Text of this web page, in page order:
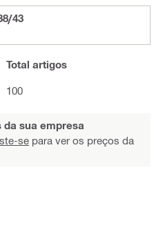
43
Total artigos
100
da sua empresa
se para ver os preços da